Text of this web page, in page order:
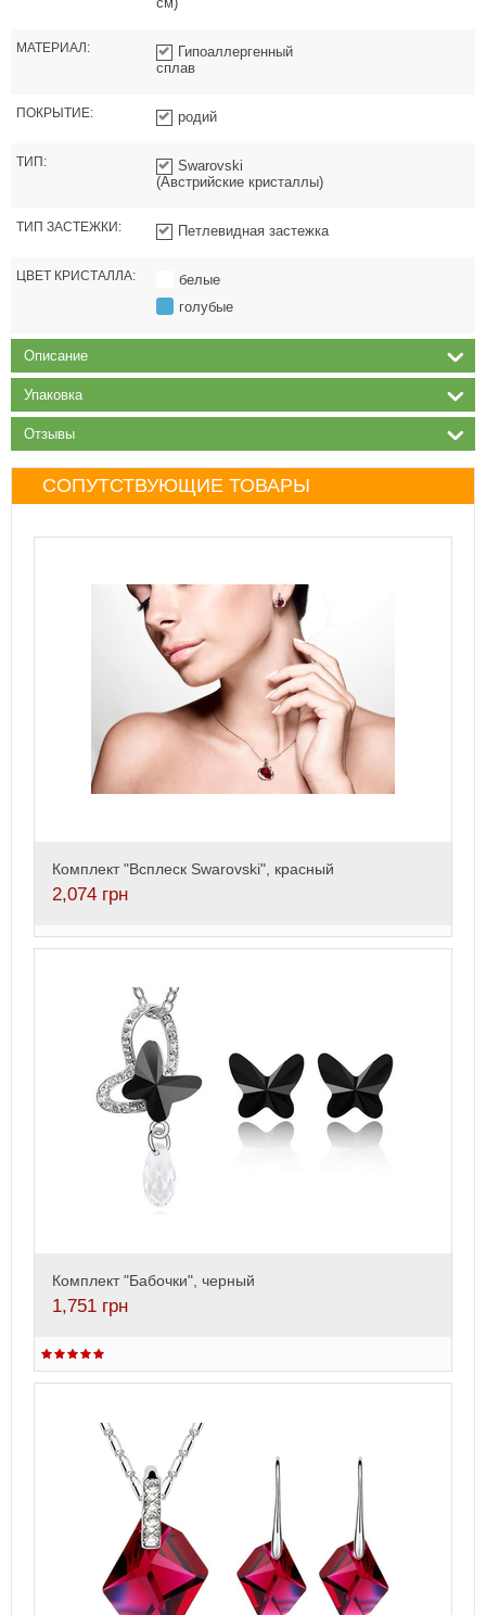
МАТЕРИАЛ:
Гипоаллергенный
сплав
ПОКРЫТИЕ: родий
ТИП:
Swarovski
(Австрийские кристаллы)
ТИП ЗАСТЕЖКИ: Петлевидная застежка
ЦВЕТ КРИСТАЛЛА:
белые
голубые
Описание
Упаковка
Отзывы
СОПУТСТВУЮЩИЕ ТОВАРЫ
Комплект "Всплеск Swarovski", красный
2,074 грн
Комплект "Бабочки", черный
1,751 грн